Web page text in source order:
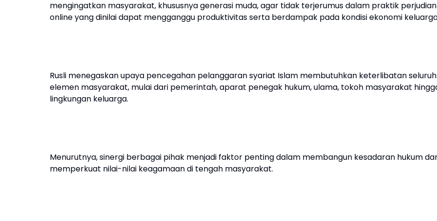
mengingatkan masyarakat, khususnya generasi muda, agar tidak terjerumus dalam praktik perjudian
online yang dinilai dapat mengganggu produktivitas serta berdampak pada kondisi ekonomi
Rusli menegaskan upaya pencegahan pelanggaran syariat Islam membutuhkan keterlibatan seluruh
elemen masyarakat, mulai dari pemerintah, aparat penegak hukum, ulama, tokoh masyarakat
lingkungan keluarga.
Menurutnya, sinergi berbagai pihak menjadi faktor penting dalam membangun kesadaran hukum
memperkuat nilai-nilai keagamaan di tengah masyarakat.